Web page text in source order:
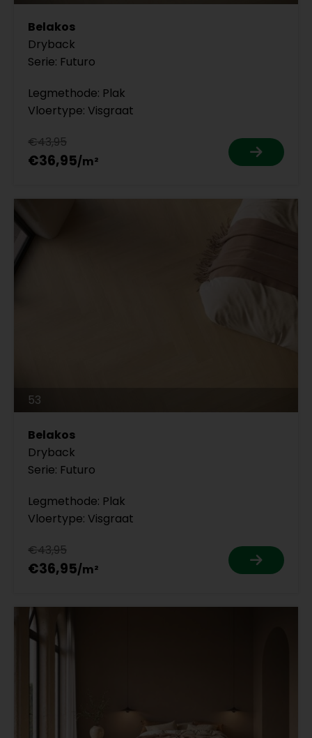
Belakos
Dryback
Serie: Futuro
Legmethode: Plak
Vloertype: Visgraat
€43,95
€36,95
53
Belakos
Dryback
Serie: Futuro
Legmethode: Plak
Vloertype: Visgraat
€43,95
€36,95